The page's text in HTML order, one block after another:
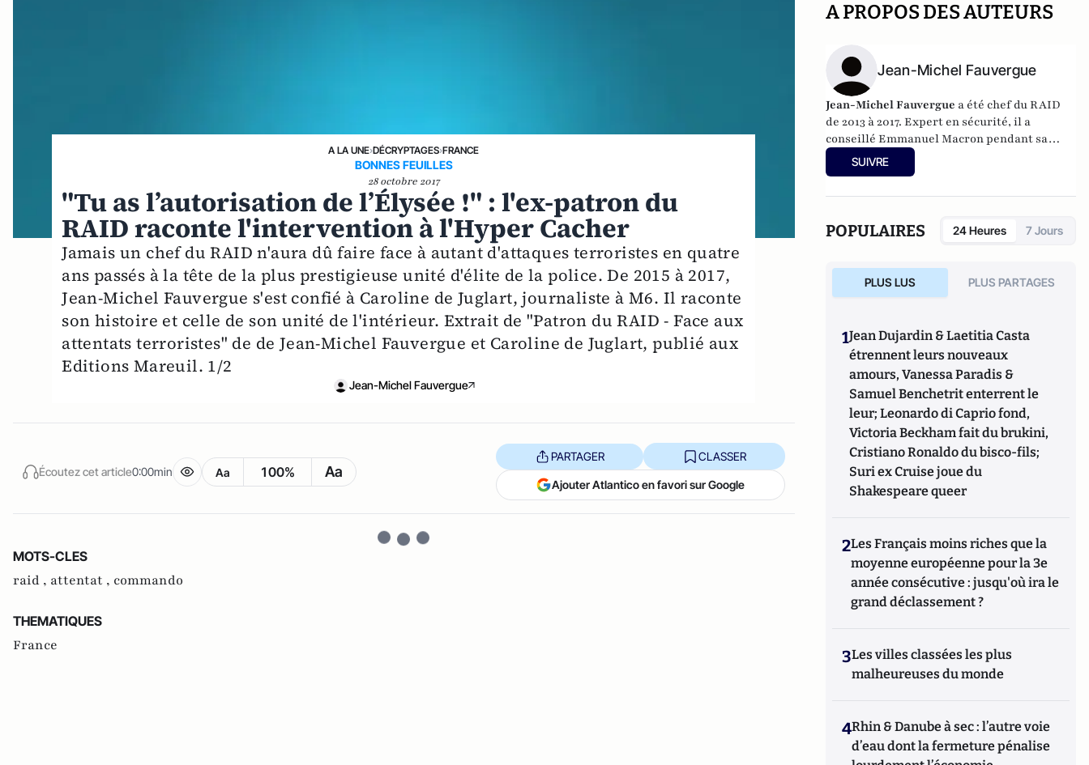
A LA UNE›DÉCRYPTAGES›FRANCE
BONNES FEUILLES
28 octobre 2017
"Tu as l’autorisation de l’Élysée !" : l'ex-patron du
RAID raconte l'intervention à l'Hyper Cacher
Jamais un chef du RAID n'aura dû faire face à autant d'attaques terroristes en quatre
ans passés à la tête de la plus prestigieuse unité d'élite de la police. De 2015 à 2017,
Jean-Michel Fauvergue s'est confié à Caroline de Juglart, journaliste à M6. Il raconte
son histoire et celle de son unité de l'intérieur. Extrait de "Patron du RAID - Face aux
attentats terroristes" de de Jean-Michel Fauvergue et Caroline de Juglart, publié aux
Editions Mareuil. 1/2
Jean-Michel Fauvergue
Écoutez cet article0:00min Aa 100% Aa
PARTAGER CLASSER
Ajouter Atlantico en favori sur Google
MOTS-CLES
raid , attentat , commando
THEMATIQUES
France
A PROPOS DES AUTEURS
Jean-Michel Fauvergue
Jean-Michel Fauvergue a été chef du RAID
de 2013 à 2017. Expert en sécurité, il a
conseillé Emmanuel Macron pendant sa
campagne présidentielle. Depuis 2017, il est
député de la 8e circonscription de Seine-et-
SUIVRE
POPULAIRES 24 Heures 7 Jours
PLUS LUS PLUS PARTAGES
1Jean Dujardin & Laetitia Casta
étrennent leurs nouveaux
amours, Vanessa Paradis &
Samuel Benchetrit enterrent le
leur; Leonardo di Caprio fond,
Victoria Beckham fait du brukini,
Cristiano Ronaldo du bisco-fils;
Suri ex Cruise joue du
Shakespeare queer
2Les Français moins riches que la
moyenne européenne pour la 3e
année consécutive : jusqu'où ira le
grand déclassement ?
3Les villes classées les plus
malheureuses du monde
4Rhin & Danube à sec : l’autre voie
d’eau dont la fermeture pénalise